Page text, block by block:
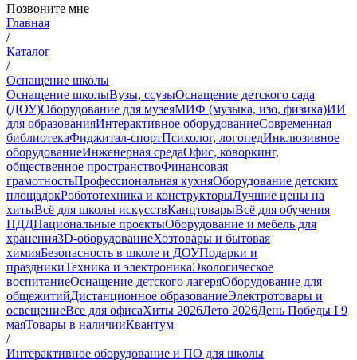
Позвоните мне
Главная
/
Каталог
/
Оснащение школы
Оснащение школыВузы, ссузыОснащение детского сада
(ДОУ)Оборудование для музеяМИФ (музыка, изо, физика)ИИ
для образованияИнтерактивное оборудованиеСовременная
библиотекаФиджитал-спортПсихолог, логопедИнклюзивное
оборудованиеИнженерная средаОфис, коворкинг,
общественное пространствоФинансовая
грамотностьПрофессиональная кухняОборудование детских
площадокРобототехника и конструкторыЛучшие цены на
хитыВсё для школы искусствКанцтоварыВсё для обучения
ПДДНациональные проектыОборудование и мебель для
хранения3D-оборудованиеХозтовары и бытовая
химияБезопасность в школе и ДОУПодарки и
праздникиТехника и электроникаЭкологическое
воспитаниеОснащение детского лагеряОборудование для
общежитийДистанционное образованиеЭлектротовары и
освещениеВсе для офисаХиты 2026Лето 2026День Победы I 9
маяТовары в наличииКвантум
/
Интерактивное оборудование и ПО для школы